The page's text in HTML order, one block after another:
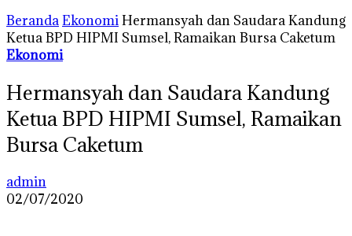
BerandaEkonomiHermansyah dan Saudara Kandung
Ketua BPD HIPMI Sumsel, Ramaikan Bursa Caketum
Ekonomi
Hermansyah dan Saudara Kandung
Ketua BPD HIPMI Sumsel, Ramaikan
Bursa Caketum
admin
02/07/2020